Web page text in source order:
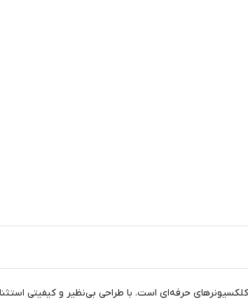
حرفه‌ای است. با طراحی بی‌نظیر و کیفیتی